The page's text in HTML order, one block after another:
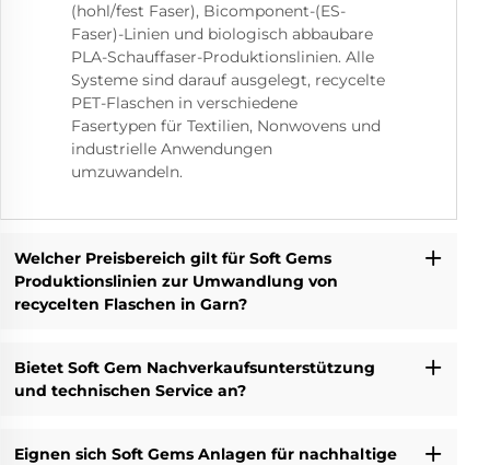
(hohl/fest Faser), Bicomponent-(ES-
Faser)-Linien und biologisch abbaubare
PLA-Schauffaser-Produktionslinien. Alle
Systeme sind darauf ausgelegt, recycelte
PET-Flaschen in verschiedene
Fasertypen für Textilien, Nonwovens und
industrielle Anwendungen
umzuwandeln.
Welcher Preisbereich gilt für Soft Gems
Produktionslinien zur Umwandlung von
recycelten Flaschen in Garn?
Bietet Soft Gem Nachverkaufsunterstützung
und technischen Service an?
Eignen sich Soft Gems Anlagen für nachhaltige